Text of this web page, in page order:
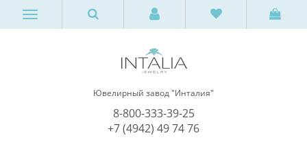
Ювелирный завод "Инталия"
8-800-333-39-25
+7 (4942) 49 74 76